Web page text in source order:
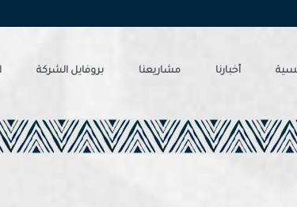
أخبارنا مشاريعنا بروفايل الشركة